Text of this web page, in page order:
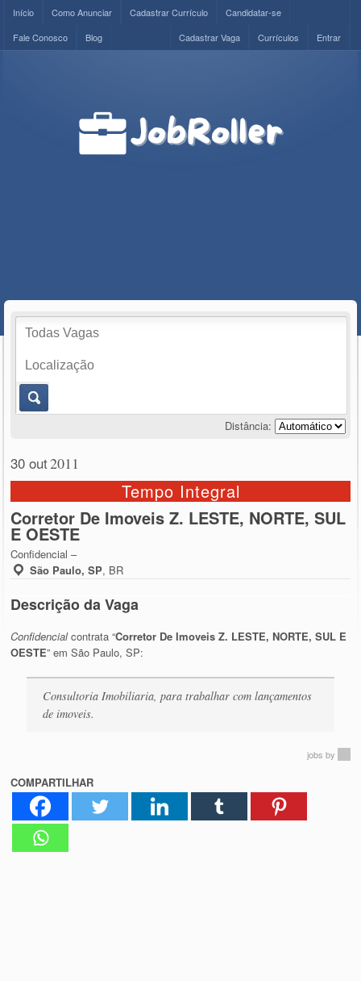
Início Como Anunciar Cadastrar Currículo
Candidatar-se
Fale Conosco
Blog Entrar
Currículos
Cadastrar Vaga
Distância:
30 out2011
Tempo Integral
Corretor De Imoveis Z. LESTE, NORTE, SUL
E OESTE
Confidencial –
São Paulo, SP, BR
Descrição da Vaga
Confidencialcontrata “Corretor De Imoveis Z. LESTE, NORTE, SUL E
OESTE” em São Paulo, SP:
Consultoria Imobiliaria, para trabalhar com lançamentos
de imoveis.
jobs by
COMPARTILHAR